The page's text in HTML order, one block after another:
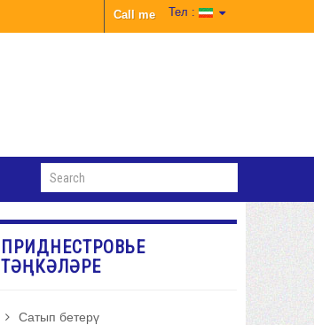
Тел :
Call me
ПРИДНЕСТРОВЬЕ
ТӘҢКӘЛӘРЕ
Сатып бетерү